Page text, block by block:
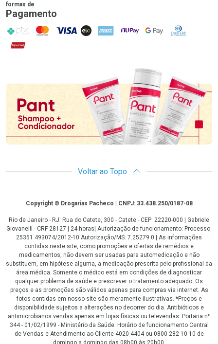
formas de
Pagamento
PIX MasterCard
VISA ELO AMEX NuPay Google PayDiners Club
Hipercard
Promoção em Destaque
Voltar ao Topo
CopyrightCopyright © Drogarias Pacheco | CNPJ: 33.438.250/0187-08
Rio de Janeiro - RJ: Rua do Catete, 300 - Catete - CEP: 22220-000 | Gabriele
Giovanelli - CRF 28127 | 24 horas| Autorização de funcionamento: Processo:
25351.493074/2012-10 Autorização/MS: 7.25279.0 | As informações
contidas neste site, como promoções e ofertas de remédios e
medicamentos, não devem ser usadas para automedicação e não
substituem, em hipótese alguma, a medicação prescrita pelo profissional da
área médica. Somente o médico está em condições de diagnosticar
qualquer problema de saúde e prescrever o tratamento adequado. Os
preços e as promoções são válidos apenas para compras via internet. As
fotos contidas em nosso site são meramente ilustrativas. *Preços e
disponibilidade sujeitos a alterações no decorrer do dia. Antibióticos e
antimicrobianos vendas apenas em lojas físicas ou televendas. Portaria nº
344 - 01/02/1999 - Ministério da Saúde. Horário de funcionamento Central
de Vendas e Atendimento ao Cliente 4020 4404 ou 0800 282 10 10 de
domingo a domingo das 08h00 às 20h00.